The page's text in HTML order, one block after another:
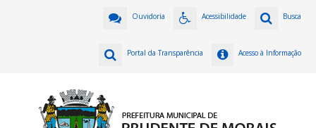
Busca
Acessibilidade
Ouvidoria
Acesso à Informação
Portal da Transparência